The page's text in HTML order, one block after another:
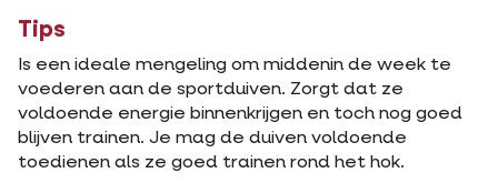
Tips
Is een ideale mengeling om middenin de week te
voederen aan de sportduiven. Zorgt dat ze
voldoende energie binnenkrijgen en toch nog goed
blijven trainen. Je mag de duiven voldoende
toedienen als ze goed trainen rond het hok.